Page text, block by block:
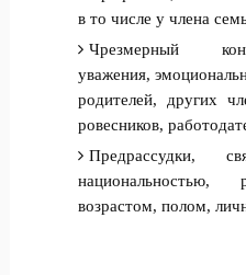
в то числе у члена
Чрезмерный
уважения,
родителей, других
ровесников,
Предрассудки,
национальностью,
возрастом, полом,